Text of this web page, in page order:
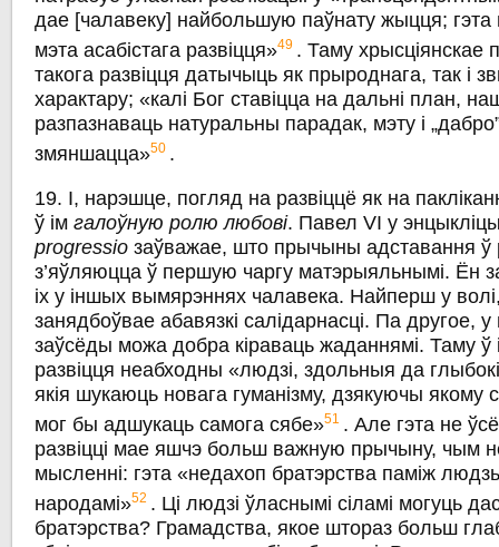
дае [чалавеку] найбольшую паўнату жыцця;
мэта асабістага развіцця»49 . Таму хрысціянскае
такога развіцця датычыць як прыроднага, так i
характару; «калі Бог ставіцца на дальні план,
разпазнаваць натуральны парадак, мэту i
змяншацца»50 .
19. І, нарэшце, погляд на развіццё як на
ў імгалоўную ролю любові. Павел VI у
progressio заўважае, што прычыны адставання ў
з’яўляюцца ў першую чаргу матэрыяльнымі. Ён
іх у іншых вымярэннях чалавека. Найперш у
занядбоўвае абавязкі салідарнасці. Па другое,
заўсёды можа добра кіраваць жаданнямі. Таму ў
развіцця неабходны «людзі, здольныя да
якія шукаюць новага гуманізму, дзякуючы якому
мог бы адшукаць самога сябе»51 . Але гэта не
развіцці мае яшчэ больш важную прычыну, чым
мысленні: гэта «недахоп братэрства паміж
народамі»52 . Ці людзі ўласнымі сіламі могуць
братэрства? Грамадства, якое штораз больш